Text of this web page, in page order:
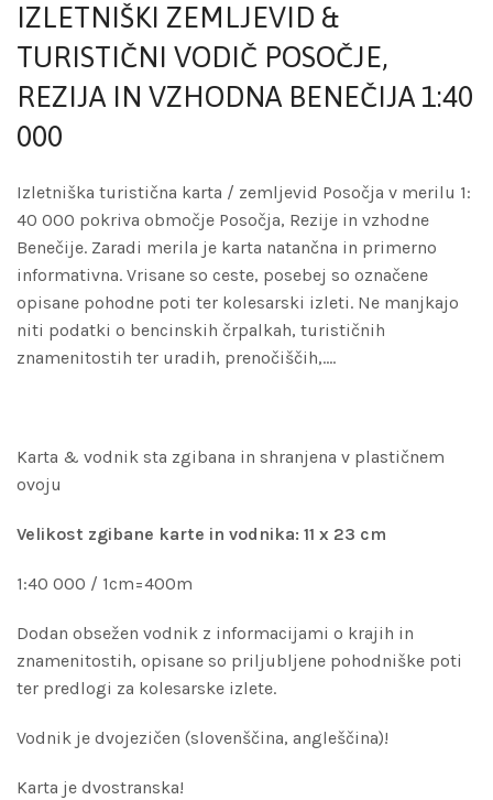
IZLETNIŠKI ZEMLJEVID &
TURISTIČNI VODIČ POSOČJE,
REZIJA IN VZHODNA BENEČIJA 1:40
000
Izletniška turistična karta / zemljevid Posočja v merilu 1:
40 000 pokriva območje Posočja, Rezije in vzhodne
Benečije. Zaradi merila je karta natančna in primerno
informativna. Vrisane so ceste, posebej so označene
opisane pohodne poti ter kolesarski izleti. Ne manjkajo
niti podatki o bencinskih črpalkah, turističnih
znamenitostih ter uradih, prenočiščih,….
Karta & vodnik sta zgibana in shranjena v plastičnem
ovoju
Velikost zgibane karte in vodnika: 11 x 23 cm
1:40 000 / 1cm=400m
Dodan obsežen vodnik z informacijami o krajih in
znamenitostih, opisane so priljubljene pohodniške poti
ter predlogi za kolesarske izlete.
Vodnik je dvojezičen (slovenščina, angleščina)!
Karta je dvostranska!